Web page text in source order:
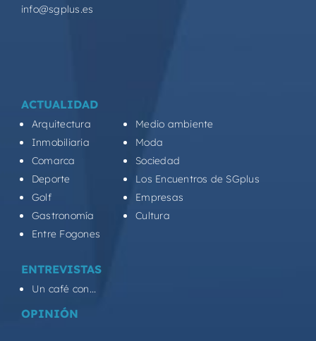
info@sgplus.es
ACTUALIDAD
Arquitectura
Inmobiliaria
Comarca
Deporte
Golf
Gastronomía
Entre Fogones
Medio ambiente
Moda
Sociedad
Los Encuentros de SGplus
Empresas
Cultura
ENTREVISTAS
Un café con...
OPINIÓN